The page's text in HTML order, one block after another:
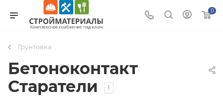
0
Грунтовка
Бетоноконтакт
Старатели
1